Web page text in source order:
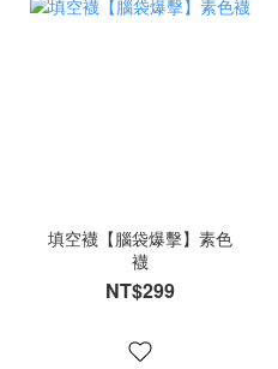
填空襪【腦袋爆擊】素色
襪
NT$299